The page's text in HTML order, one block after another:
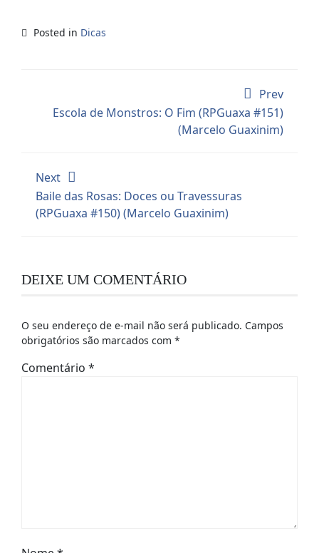
Posted in Dicas
Prev
Escola de Monstros: O Fim (RPGuaxa #151)
(Marcelo Guaxinim)
Next
Baile das Rosas: Doces ou Travessuras
(RPGuaxa #150) (Marcelo Guaxinim)
DEIXE UM COMENTÁRIO
O seu endereço de e-mail não será publicado. Campos
obrigatórios são marcados com *
Comentário *